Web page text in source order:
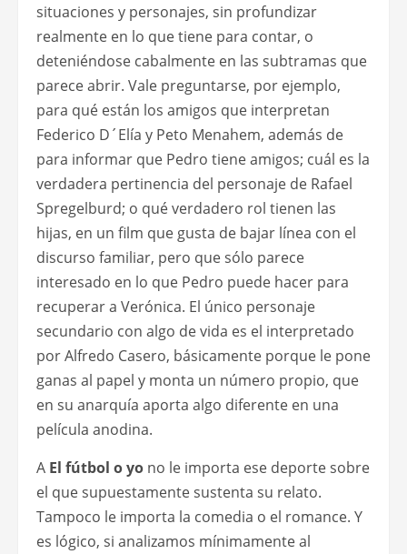
situaciones y personajes, sin profundizar
realmente en lo que tiene para contar, o
deteniéndose cabalmente en las subtramas que
parece abrir. Vale preguntarse, por ejemplo,
para qué están los amigos que interpretan
Federico D´Elía y Peto Menahem, además de
para informar que Pedro tiene amigos; cuál es la
verdadera pertinencia del personaje de Rafael
Spregelburd; o qué verdadero rol tienen las
hijas, en un film que gusta de bajar línea con el
discurso familiar, pero que sólo parece
interesado en lo que Pedro puede hacer para
recuperar a Verónica. El único personaje
secundario con algo de vida es el interpretado
por Alfredo Casero, básicamente porque le pone
ganas al papel y monta un número propio, que
en su anarquía aporta algo diferente en una
película anodina.
A El fútbol o yo no le importa ese deporte sobre
el que supuestamente sustenta su relato.
Tampoco le importa la comedia o el romance. Y
es lógico, si analizamos mínimamente al